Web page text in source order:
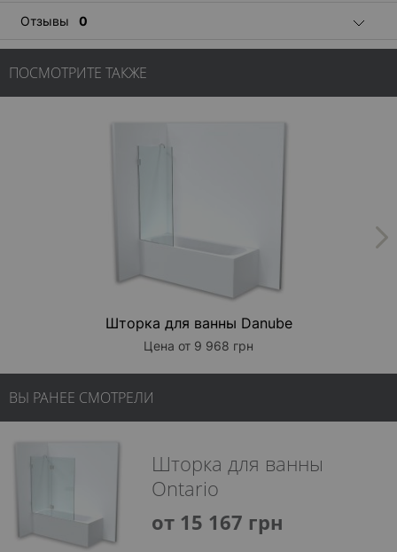
Отзывы 0
ПОСМОТРИТЕ ТАКЖЕ
Шторка для ванны Danube
Цена от 9 968 грн
ВЫ РАНЕЕ СМОТРЕЛИ
Шторка для ванны
Ontario
от 15 167 грн